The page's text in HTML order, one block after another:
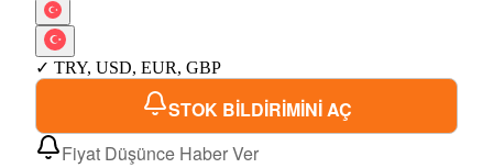
✓ TRY, USD, EUR, GBP
STOK BİLDİRİMİNİ AÇ
Fiyat Düşünce Haber Ver